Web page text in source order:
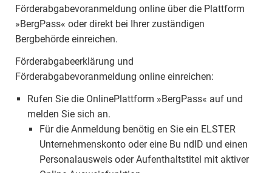
Förderabgabevoranmeldung online über die Plattform
»BergPass« oder direkt bei Ihrer zuständigen
Bergbehörde einreichen.
Förderabgabeerklärung und
Förderabgabevoranmeldung online einreichen:
Rufen Sie die OnlinePlattform »BergPass« auf und
melden Sie sich an.
Für die Anmeldung benötig en Sie ein ELSTER
Unternehmenskonto oder eine Bu ndID und einen
Personalausweis oder Aufenthaltstitel mit aktiver